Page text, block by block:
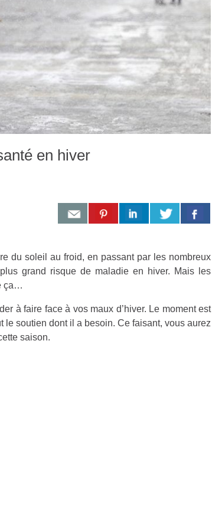
en hiver
du soleil au froid, en passant par les nombreux
grand risque de maladie en hiver. Mais les
ça…
à faire face à vos maux d’hiver. Le moment est
soutien dont il a besoin. Ce faisant, vous aurez
saison.